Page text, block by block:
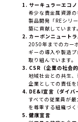
1. サーキュラーエコノ
希少な貴金属資源
製品開発「REシリ
築に貢献しています。
2. カーボンニュート
2050年までのカー
ギーの導入や製造
取り組んでいます。
3. CSR（企業の社会的
地域社会との共生
企業としての責任を
4. DE&I宣言（ダイバ
すべての従業員が
を尊重する組織づく
5. 健康宣言